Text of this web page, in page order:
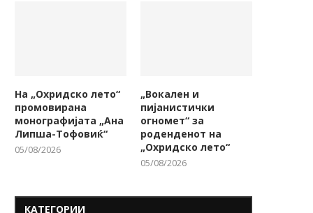
На „Охридско лето“
промовирана
монографијата „Ана
Липша-Тофовиќ“
05/08/2026
„Вокален и
пијанистички
огномет“ за
роденденот на
„Охридско лето“
05/08/2026
КАТЕГОРИИ